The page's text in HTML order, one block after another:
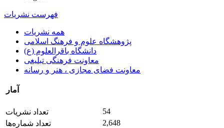
فهرست نشریات
همه نشریات
پژوهشگاه علوم و فرهنگ اسلامی
دانشگاه باقرالعلوم (ع)
معاونت فرهنگی تبلیغی
معاونت فضای مجازی ، هنر و رسانه
آمار
تعداد نشریات
54
تعداد شماره‌ها
2,648